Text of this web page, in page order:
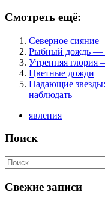
Смотреть ещё:
Северное
Рыбный дождь —
Утренняя глория
Цветные дожди
Падающие
наблюдать
явления
Поиск
Поиск
для:
Свежие записи